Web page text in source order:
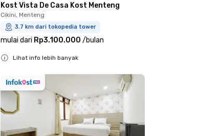
Kost Vista De Casa Kost Menteng
Cikini, Menteng
3.7 km dari tokopedia tower
mulai dari Rp3.100.000 /bulan
Lihat info lebih banyak